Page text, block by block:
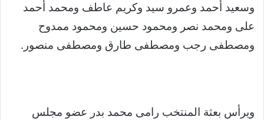
وسعيد أحمد وعمرو سيد وكريم عاطف ومحمد أحمد
على ومحمد نصر ومحمود حسين ومحمود ممدوح
ومصطفى رجب ومصطفى طارق ومصطفى منصور.
ويرأس بعثة المنتخب رامى محمد بدر عضو مجلس